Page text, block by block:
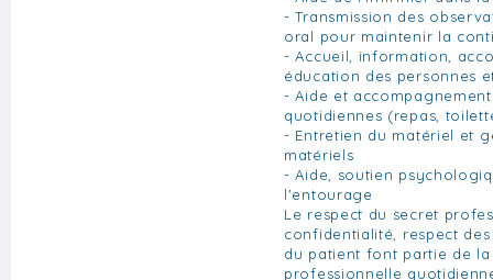
- Transmission des
oral pour maintenir la
- Accueil, information,
éducation des personnes
- Aide et
quotidiennes (repas,
- Entretien du matériel et
matériels
- Aide, soutien
l'entourage
Le respect du secret
confidentialité, respect
du patient font partie de
professionnelle